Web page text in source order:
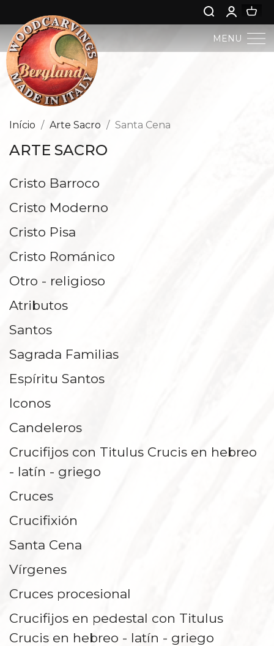
MENU
PESEBRE BERGLAND
ARTE SACRO
ARTE PROFANA
NASCIMENTO DE JESUS
REPISAS Y PEANAS
Início Arte Sacro Santa Cena
ARTE SACRO
Cristo Barroco
Cristo Moderno
Cristo Pisa
Cristo Románico
Otro - religioso
Atributos
Santos
Sagrada Familias
Espíritu Santos
Iconos
Candeleros
Crucifijos con Titulus Crucis en hebreo
- latín - griego
Cruces
Crucifixión
Santa Cena
Vírgenes
Cruces procesional
Crucifijos en pedestal con Titulus
Crucis en hebreo - latín - griego